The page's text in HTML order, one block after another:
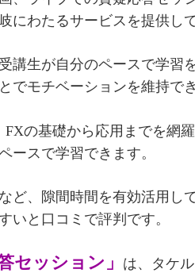
にわたるサービスを提供し
講生が自分のペースで学習
でモチベーションを維持で
FXの基礎から応用までを網
ースで学習できます。
ど、隙間時間を有効活用し
いと口コミで評判です。
セッション」
は、タケ